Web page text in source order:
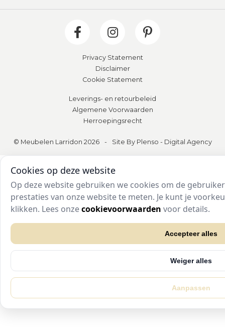
Privacy Statement
Disclaimer
Cookie Statement
Leverings- en retourbeleid
Algemene Voorwaarden
Herroepingsrecht
© Meubelen Larridon 2026 - Site By Plenso - Digital Agency
Cookies op deze website
Op deze website gebruiken we cookies om de
prestaties van onze website te meten. Je kunt je
klikken. Lees onzecookievoorwaarden voor details.
Accepteer alles
Weiger alles
Aanpassen